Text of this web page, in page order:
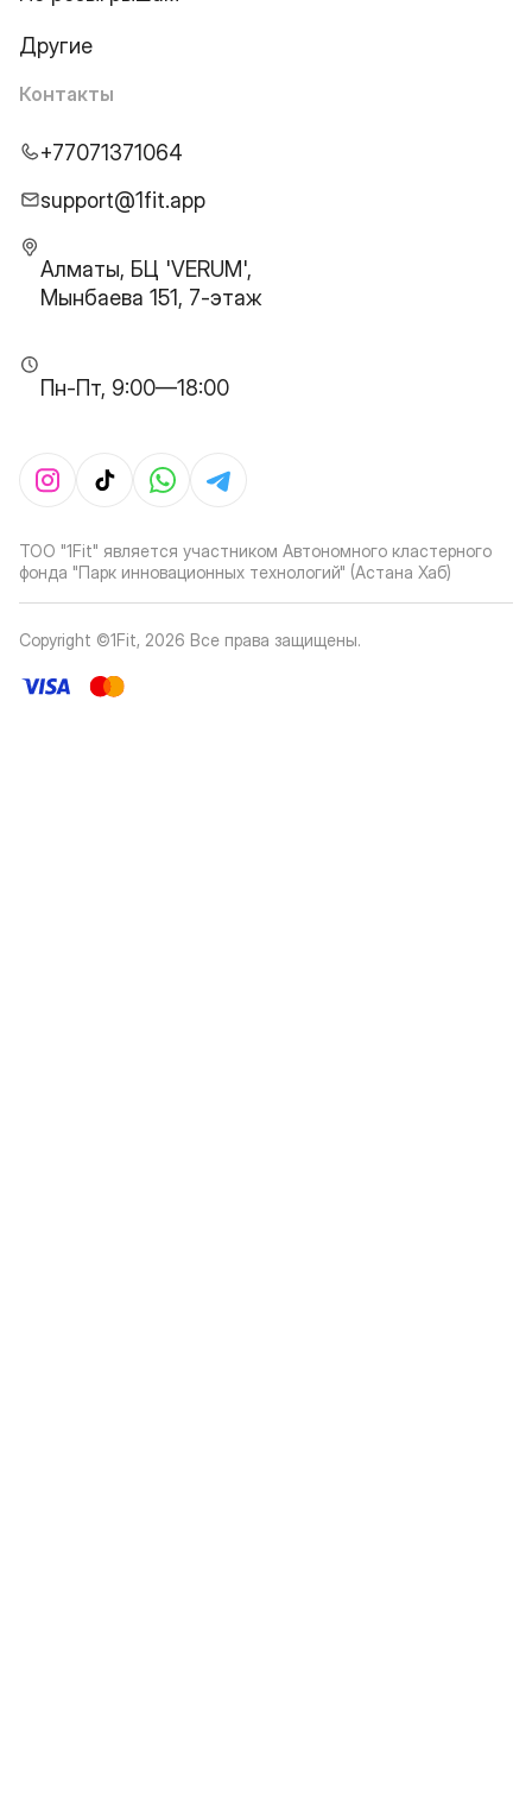
Другие
Контакты
+77071371064
support@1fit.app
Алматы, БЦ 'VERUM',
Мынбаева 151, 7-этаж
Пн-Пт, 9:00—18:00
ТОО "1Fit" является участником Автономного кластерного
фонда "Парк инновационных технологий" (Астана Хаб)
Copyright ©1Fit, 2026 Все права защищены.